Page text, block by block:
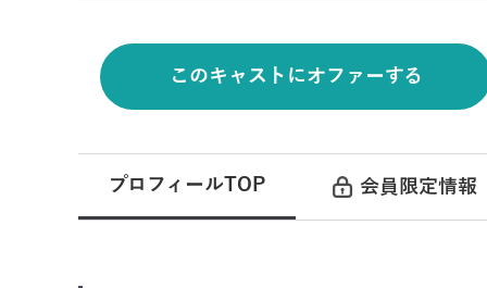
このキャストにオファーする
プロフィールTOP 会員限定情報